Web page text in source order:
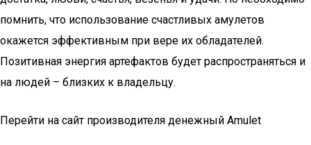
помнить, что использование счастливых амулетов
окажется эффективным при вере их обладателей.
Позитивная энергия артефактов будет распространяться и
на людей – близких к владельцу.
Перейти на сайт производителя денежный Amulet